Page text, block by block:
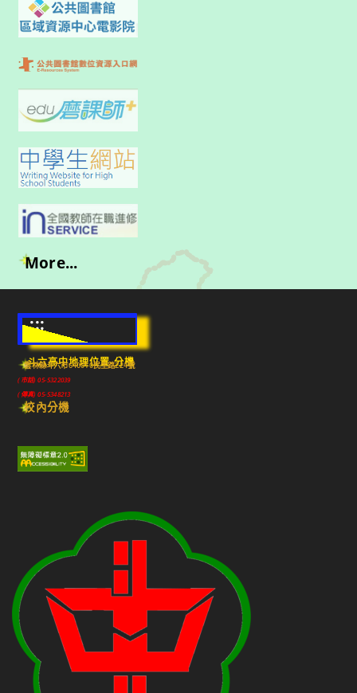
More...
:::
斗六高中地理位置-分機
雲林縣斗六市640010民生路224號
(市話) 05-5322039
(傳真) 05-5348213
校內分機